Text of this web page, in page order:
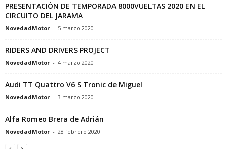
PRESENTACIÓN DE TEMPORADA 8000VUELTAS 2020 EN EL
CIRCUITO DEL JARAMA
NovedadMotor - 5 marzo 2020
RIDERS AND DRIVERS PROJECT
NovedadMotor - 4 marzo 2020
Audi TT Quattro V6 S Tronic de Miguel
NovedadMotor - 3 marzo 2020
Alfa Romeo Brera de Adrián
NovedadMotor - 28 febrero 2020